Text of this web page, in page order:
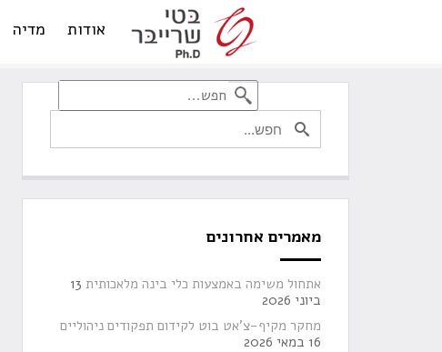
אודות מדיה
מאמרים אחרונים
אתחול משימה באמצעות כלי בינה מלאכותית 13
ביוני 2026
מחקר מקיף-צ'אט בוט לקידום תפקודים ניהוליים
16 במאי 2026